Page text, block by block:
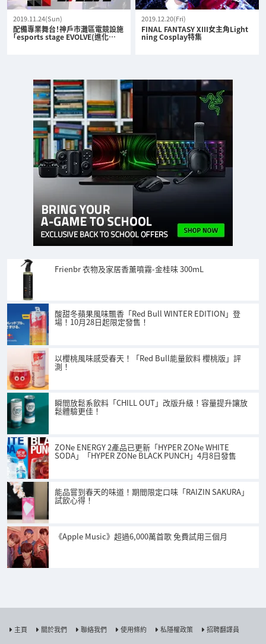
2019.11.24(Sun)
配備專業舞台！神戶市灘區電競設施
「esports stage EVOLVE(進化…
2019.12.20(Fri)
FINAL FANTASY XIII女主角Light
ning Cosplay特集
Frienbr 衣物及家居香薰噴霧-金桂味 300mL
酸甜冬蘋果風味飄香「Red Bull WINTER EDITION」登
場！10月28日起限定發售！
以櫻桃風味感受春天！「Red Bull能量飲料 櫻桃版」評
測！
瞬間放鬆系飲料「CHILL OUT」改版升級！容量提升讓放
鬆體驗更佳！
ZONe ENERGY 2產品已更新「HYPER ZONe WHITE
SODA」「HYPER ZONe BLACK PUNCH」4月8日發售
能品嘗到春天的味道！期間限定口味「RAIZIN SAKURA」
試飲心得！
《Apple Music》超過6,000萬首歌 免費試用三個月
主頁 關於我們 聯絡我們 使用條約 私隱權政策 招聘翻譯員